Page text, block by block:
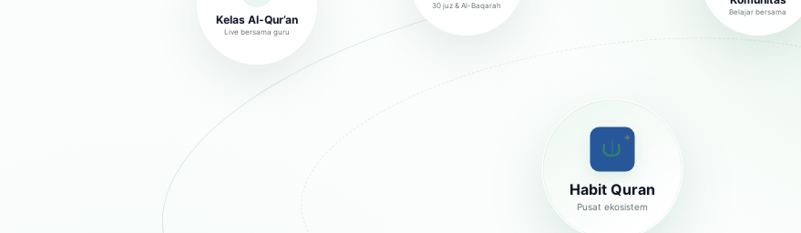
✦
Habit Quran
Pusat ekosistem
Kelas Al-Qur’an
Live bersama guru
30 juz & Al-Baqarah
Belajar bersama